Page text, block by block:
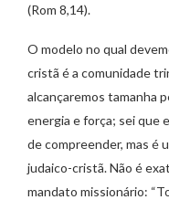
(Rom 8,14).
O modelo no qual
cristã é a comunidade
alcançaremos tamanha
energia e força; sei que
de compreender, mas é
judaico-cristã. Não é
mandato missionário: